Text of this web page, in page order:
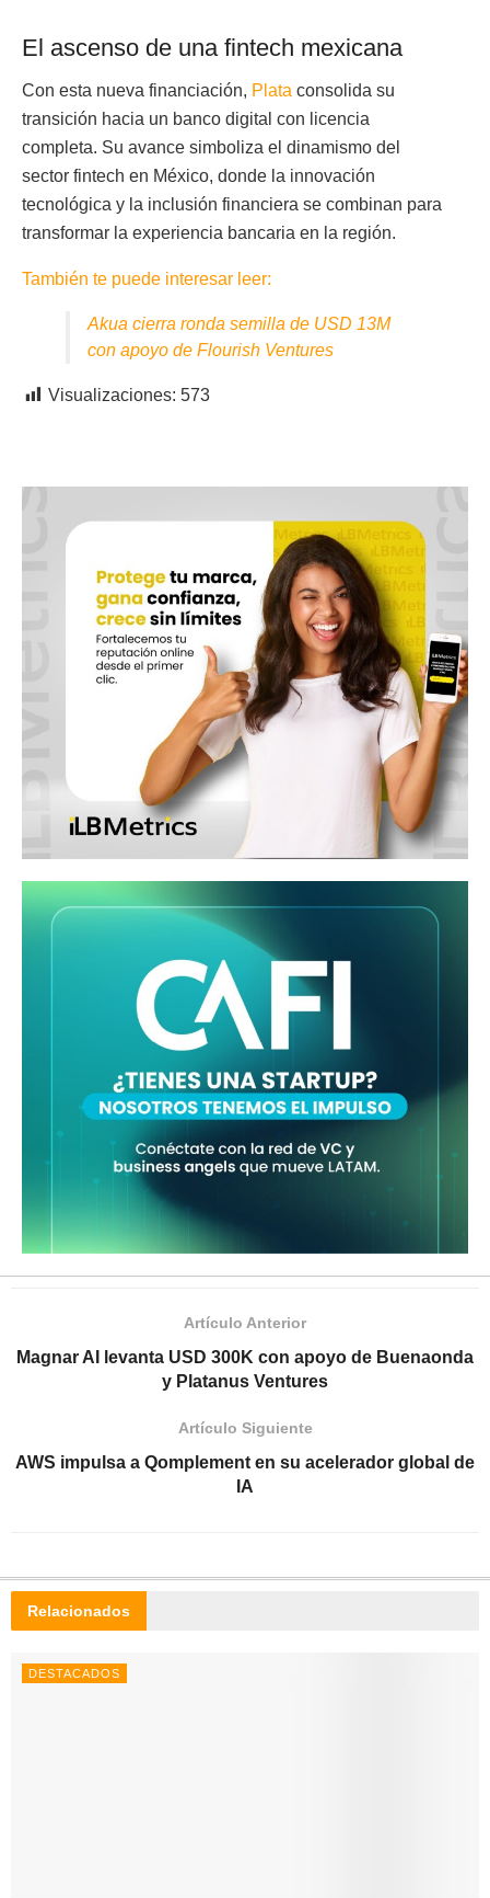
El ascenso de una fintech mexicana
Con esta nueva financiación, Plata consolida su
transición hacia un banco digital con licencia
completa. Su avance simboliza el dinamismo del
sector fintech en México, donde la innovación
tecnológica y la inclusión financiera se combinan para
transformar la experiencia bancaria en la región.
También te puede interesar leer:
Akua cierra ronda semilla de USD 13M
con apoyo de Flourish Ventures
Visualizaciones: 573
Artículo Anterior
Magnar AI levanta USD 300K con apoyo de Buenaonda
y Platanus Ventures
Artículo Siguiente
AWS impulsa a Qomplement en su acelerador global de
IA
Relacionados
DESTACADOS